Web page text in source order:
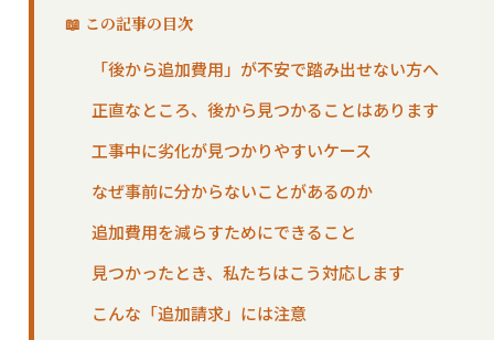
📖 この記事の目次
「後から追加費用」が不安で踏み出せない方へ
正直なところ、後から見つかることはあります
工事中に劣化が見つかりやすいケース
なぜ事前に分からないことがあるのか
追加費用を減らすためにできること
見つかったとき、私たちはこう対応します
こんな「追加請求」には注意